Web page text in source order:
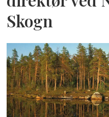
Skogn